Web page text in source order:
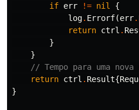
if err != nil
{
log. Errorf(err.
return ctrl .
}
}
// Tempo para uma
return ctrl . Result{
}